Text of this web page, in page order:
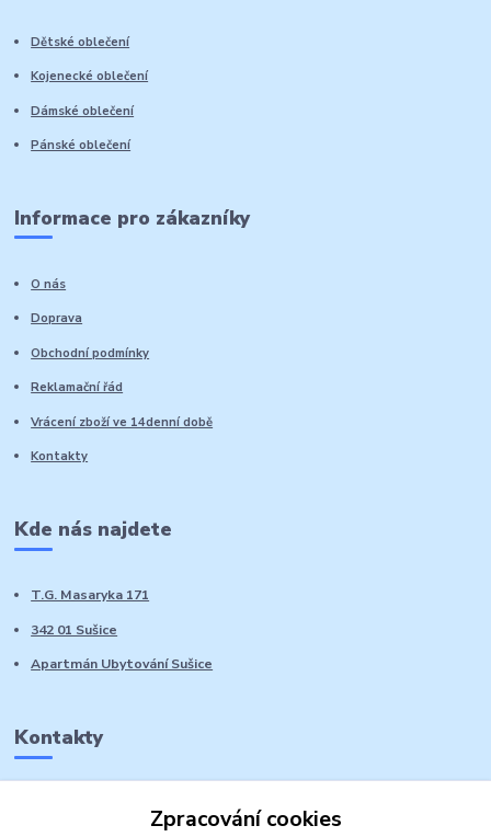
Dětské oblečení
Kojenecké oblečení
Dámské oblečení
Pánské oblečení
Informace pro zákazníky
O nás
Doprava
Obchodní podmínky
Reklamační řád
Vrácení zboží ve 14denní době
Kontakty
Kde nás najdete
T.G. Masaryka 171
342 01 Sušice
Apartmán Ubytování Sušice
Kontakty
Zpracování cookies